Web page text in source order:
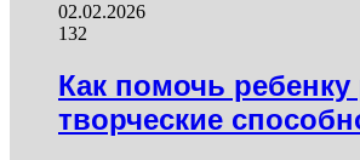
02.02.2026
132
Как помочь ребенку
творческие